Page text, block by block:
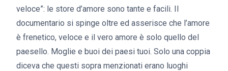
veloce”: le store d’amore sono tante e facili. Il
documentario si spinge oltre ed asserisce che l’amore
è frenetico, veloce e il vero amore è solo quello del
paesello. Moglie e buoi dei paesi tuoi. Solo una coppia
diceva che questi sopra menzionati erano luoghi